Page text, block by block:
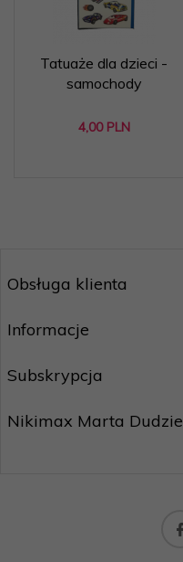
Tatuaże dla dzieci -
samochody
4,00 PLN
Obsługa klienta
Informacje
Subskrypcja
Nikimax Marta